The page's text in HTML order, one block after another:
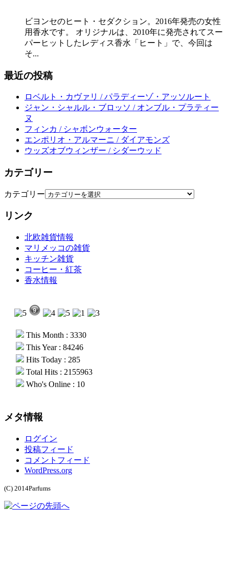
ビヨンセのヒート・セダクション。2016年発売の女性
用香水です。 オリジナルは、2010年に発売されてスー
パーヒットしたレディス香水「ヒート」で、今回は
そ...
最近の投稿
ロベルト・カヴァリ / パラディーゾ・アッソルート
ジャン・シャルル・ブロッソ / オンブル・プラティー
ヌ
フィンカ / シャボンウォーター
エンポリオ・アルマーニ / ダイアモンズ
ウッズオブウィンザー / シダーウッド
カテゴリー
カテゴリー
リンク
北欧雑貨情報
マリメッコの雑貨
キッチン雑貨
コーヒー・紅茶
香水情報
This Month : 3330
This Year : 84246
Hits Today : 285
Total Hits : 2155963
Who's Online : 10
メタ情報
ログイン
投稿フィード
コメントフィード
WordPress.org
(C) 2014Parfums